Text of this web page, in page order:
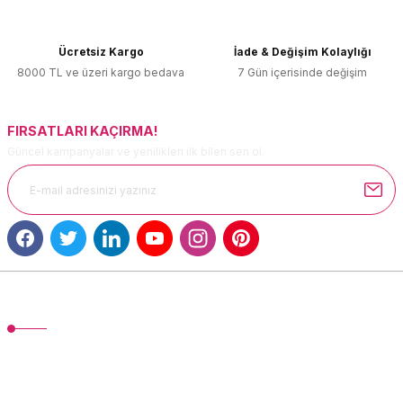
Ürün fiyatı diğer sitelerden daha pahalı.
Bu ürüne benzer farklı alternatifler olmalı.
Ücretsiz Kargo
8000 TL ve üzeri kargo bedava
İade & Değişim Kolaylığı
7 Gün içerisinde değişim
FIRSATLARI KAÇIRMA!